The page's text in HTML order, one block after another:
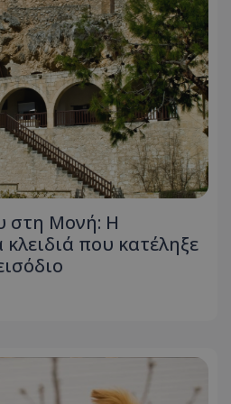
στη Μονή: Η
που κατέληξε
Microsoft Corporation